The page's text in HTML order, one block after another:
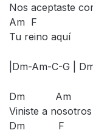
Nos aceptaste
Am F
Tu reino aquí
|Dm-Am-C-G |
Dm
Viniste a
Dm F